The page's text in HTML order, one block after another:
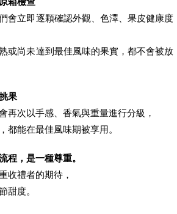
會立即逐顆確認外觀、色澤、果皮健康度
或尚未達到最佳風味的果實，都不會被放
果
再次以手感、香氣與重量進行分級，
都能在最佳風味期被享用。
程，是一種尊重。
收禮者的期待，
甜度。